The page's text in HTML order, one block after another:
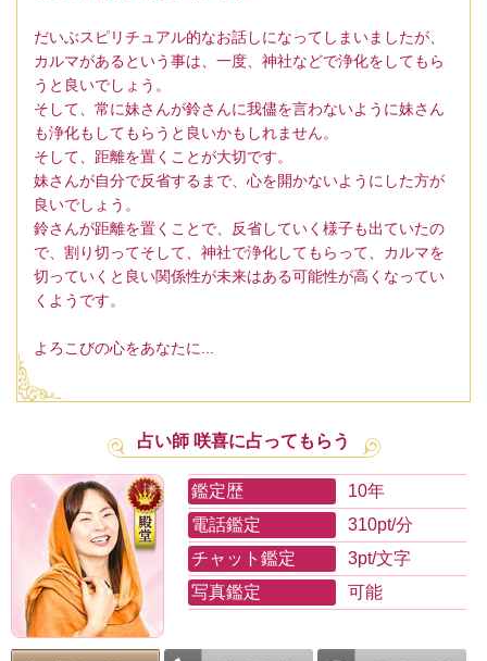
だいぶスピリチュアル的なお話しになってしまいましたが、
カルマがあるという事は、一度、神社などで浄化をしてもら
うと良いでしょう。
そして、常に妹さんが鈴さんに我儘を言わないように妹さん
も浄化もしてもらうと良いかもしれません。
そして、距離を置くことが大切です。
妹さんが自分で反省するまで、心を開かないようにした方が
良いでしょう。
鈴さんが距離を置くことで、反省していく様子も出ていたの
で、割り切ってそして、神社で浄化してもらって、カルマを
切っていくと良い関係性が未来はある可能性が高くなってい
くようです。
よろこびの心をあなたに...
占い師 咲喜に占ってもらう
鑑定歴
10年
電話鑑定
310pt/分
チャット鑑定
3pt/文字
写真鑑定
可能